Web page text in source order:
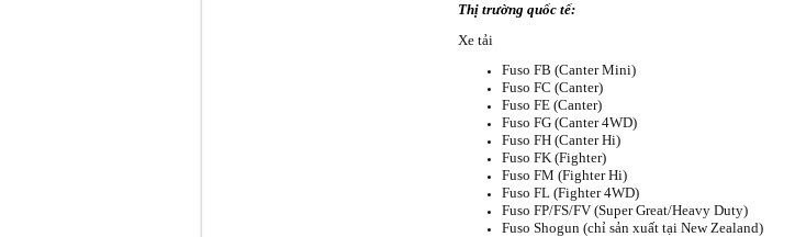
Thị trường quốc tế:
Xe tải
Fuso FB (Canter Mini)
Fuso FC (Canter)
Fuso FE (Canter)
Fuso FG (Canter 4WD)
Fuso FH (Canter Hi)
Fuso FK (Fighter)
Fuso FM (Fighter Hi)
Fuso FL (Fighter 4WD)
Fuso FP/FS/FV (Super Great/Heavy Duty)
Fuso Shogun (chỉ sản xuất tại New Zealand)